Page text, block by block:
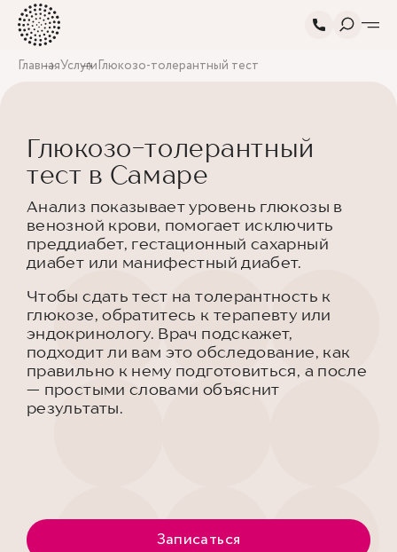
ГлавнаяУслугиГлюкозо-толерантный тест
Глюкозо-толерантный
тест в Самаре
Анализ показывает уровень глюкозы в
венозной крови, помогает исключить
преддиабет, гестационный сахарный
диабет или манифестный диабет.
Чтобы сдать тест на толерантность к
глюкозе, обратитесь к терапевту или
эндокринологу. Врач подскажет,
подходит ли вам это обследование, как
правильно к нему подготовиться, а после
— простыми словами объяснит
результаты.
Записаться